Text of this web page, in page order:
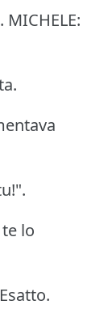
lo